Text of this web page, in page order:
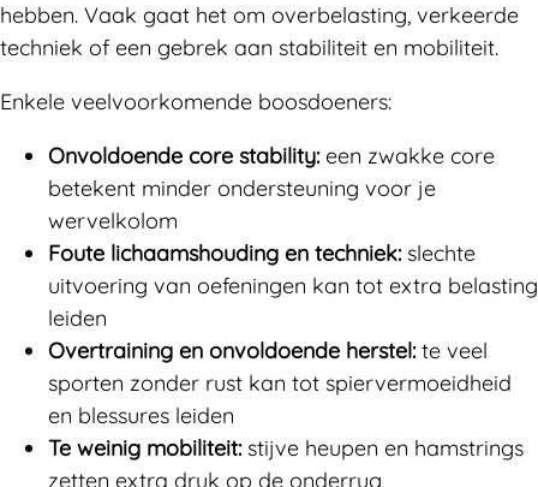
hebben. Vaak gaat het om overbelasting, verkeerde
techniek of een gebrek aan stabiliteit en mobiliteit.
Enkele veelvoorkomende boosdoeners:
Onvoldoende core stability:een zwakke core
betekent minder ondersteuning voor je
wervelkolom
Foute lichaamshouding en techniek:slechte
uitvoering van oefeningen kan tot extra belasting
leiden
Overtraining en onvoldoende herstel:te veel
sporten zonder rust kan tot spiervermoeidheid
en blessures leiden
Te weinig mobiliteit:stijve heupen en hamstrings
zetten extra druk op de onderrug